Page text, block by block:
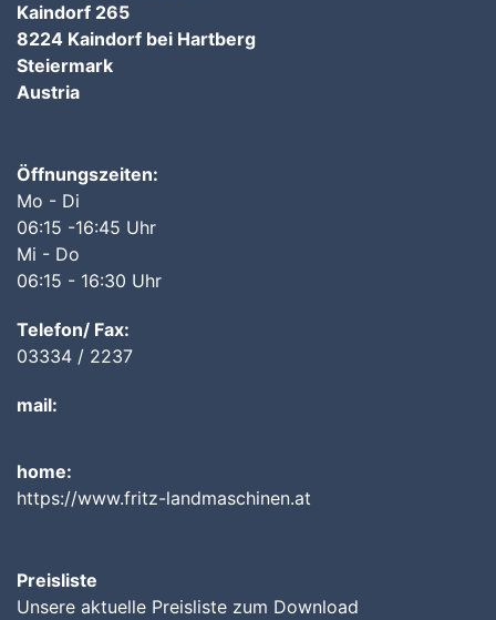
Kaindorf 265
8224 Kaindorf bei Hartberg
Steiermark
Austria
Öffnungszeiten:
Mo - Di
06:15 -16:45 Uhr
Mi - Do
06:15 - 16:30 Uhr
Telefon/ Fax:
03334 / 2237
mail:
home:
https://www.fritz-landmaschinen.at
Preisliste
Unsere aktuelle Preisliste zum Download